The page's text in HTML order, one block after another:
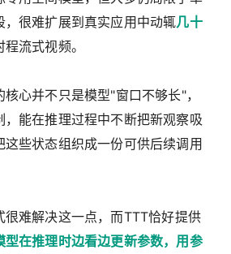
，很难扩展到真实应用中动辄几十
流式视频。
心并不只是模型"窗口不够长"，
能在推理过程中不断把新观察吸
这些状态组织成一份可供后续调用
很难解决这一点，而TTT恰好提供
型在推理时边看边更新参数，用参